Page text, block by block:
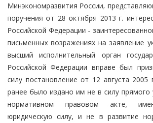
Минэкономразвития России,
поручения от 28 октября 2013 г.
Российской Федерации -
письменных возражениях на заявление
высший исполнительный орган
Российской Федерации вправе был
силу постановление от 12 августа
ранее было издано им не в силу прямого
нормативном правовом акте,
юридическую силу, и не в развитие